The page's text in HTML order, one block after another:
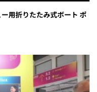
用折りたたみ式ボート ポ